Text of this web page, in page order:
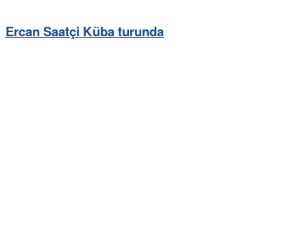
Ercan Saatçi Küba turunda